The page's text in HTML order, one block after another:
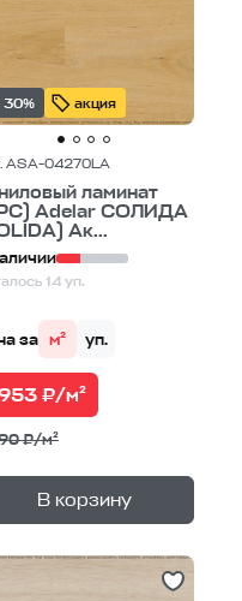
30% акция
ASA-04270LA
ламинат
Adelar СОЛИДА
Ак...
14 уп.
за м² уп.
₽/м²
₽/м²
В корзину
— 1уп.